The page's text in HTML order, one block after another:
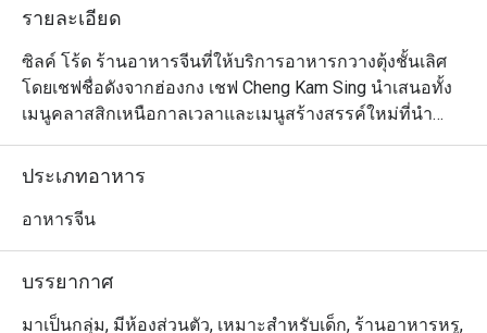
รายละเอียด
ซิลค์ โร้ด ร้านอาหารจีนที่ให้บริการอาหารกวางตุ้งชั้นเลิศ
โดยเชฟชื่อดังจากฮ่องกง เชฟ Cheng Kam Sing นำเสนอทั้ง
เมนูคลาสสิกเหนือกาลเวลาและเมนูสร้างสรรค์ใหม่ที่นำ
เสนออาหารกวางตุ้งในรูปแบบร่วมสมัย ในช่วงกลางวัน
เหมาะสำหรับผู้ที่หลงใหลในติ่มซำระดับพรีเมียม ส่วนช่วง
และเปี่ยมด้วยศิลปะ Silk Road มอบความหลากหลายของ
・The Silk Road (Classic Cantonese with Modern Flair
ประเภทอาหาร
อาหารจีน
บรรยากาศ
มาเป็นกลุ่ม, มีห้องส่วนตัว, เหมาะสำหรับเด็ก, ร้านอาหารหรู,